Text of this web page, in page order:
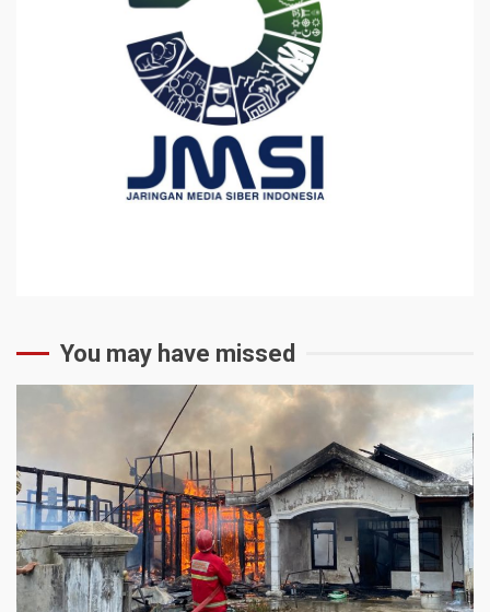
You may have missed
2 min read